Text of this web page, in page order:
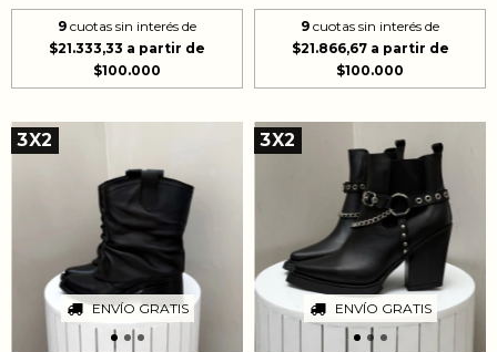
9 cuotas sin interés de
$21.333,33
9 cuotas sin interés de
$21.866,67
3X2
ENVÍO GRATIS
3X2
ENVÍO GRATIS